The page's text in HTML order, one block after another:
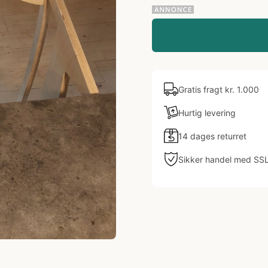
Gratis fragt kr. 1.000
Hurtig levering
14 dages returret
Sikker handel med SSL